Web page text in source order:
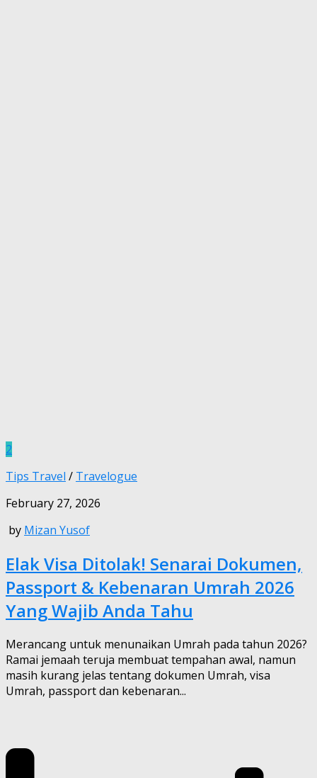
2
Tips Travel / Travelogue
February 27, 2026
by Mizan Yusof
Elak Visa Ditolak! Senarai Dokumen,
Passport & Kebenaran Umrah 2026
Yang Wajib Anda Tahu
Merancang untuk menunaikan Umrah pada tahun 2026?
Ramai jemaah teruja membuat tempahan awal, namun
masih kurang jelas tentang dokumen Umrah, visa
Umrah, passport dan kebenaran...